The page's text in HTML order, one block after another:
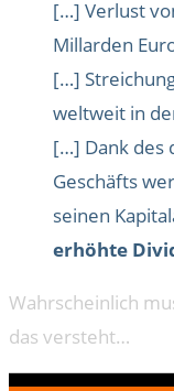
[…] Verlust
Millarden
[…]
weltweit in
[…] Dank des
Geschäfts
seinen
erhöhte
Wahrscheinlich
das versteht…